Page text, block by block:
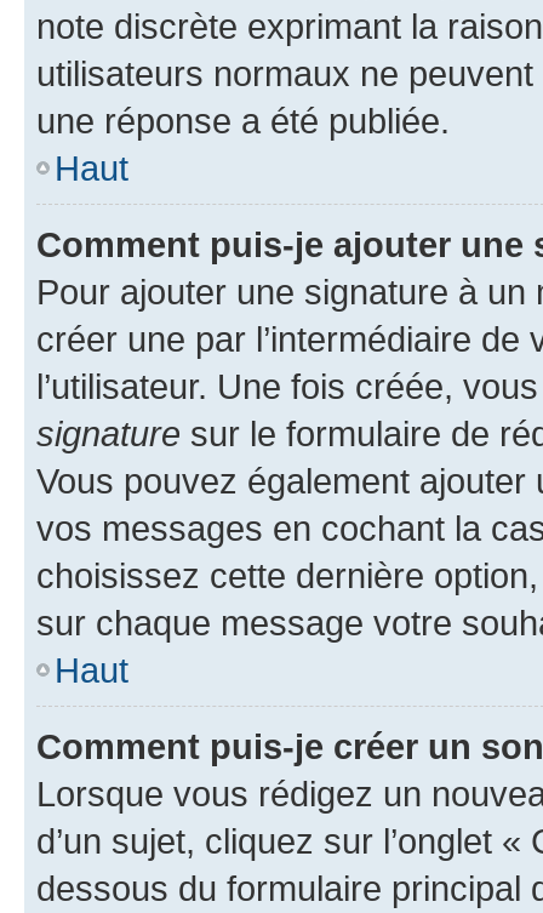
note discrète exprimant la
utilisateurs normaux ne
une réponse a été publiée.
Haut
Comment puis-je ajouter une
Pour ajouter une signature à un
créer une par l’intermédiaire
l’utilisateur. Une fois créée,
signature sur le formulaire de
Vous pouvez également
vos messages en cochant la
choisissez cette dernière
sur chaque message votre
Haut
Comment puis-je créer un
Lorsque vous rédigez un
d’un sujet, cliquez sur l’onglet
dessous du formulaire principal